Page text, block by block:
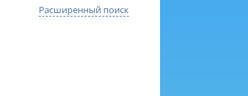
Расширенный поиск